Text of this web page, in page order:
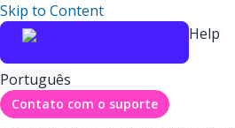
Skip to Content
Help
Português
Contato com o suporte